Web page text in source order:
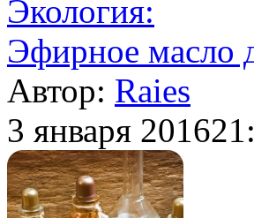
Экология:
Эфирное масло
Автор: Raies
3 января 2016